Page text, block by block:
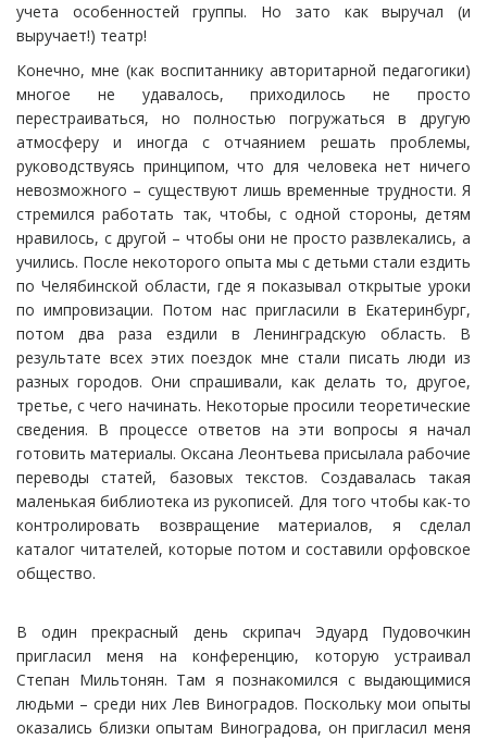
учета особенностей группы. Но зато как выручал (и
выручает!) театр!
Конечно, мне (как воспитаннику авторитарной педагогики)
многое не удавалось, приходилось не просто
перестраиваться, но полностью погружаться в другую
атмосферу и иногда с отчаянием решать проблемы,
руководствуясь принципом, что для человека нет ничего
невозможного – существуют лишь временные трудности. Я
стремился работать так, чтобы, с одной стороны, детям
нравилось, с другой – чтобы они не просто развлекались, а
учились. После некоторого опыта мы с детьми стали ездить
по Челябинской области, где я показывал открытые уроки
по импровизации. Потом нас пригласили в Екатеринбург,
потом два раза ездили в Ленинградскую область. В
результате всех этих поездок мне стали писать люди из
разных городов. Они спрашивали, как делать то, другое,
третье, с чего начинать. Некоторые просили теоретические
сведения. В процессе ответов на эти вопросы я начал
готовить материалы. Оксана Леонтьева присылала рабочие
переводы статей, базовых текстов. Создавалась такая
маленькая библиотека из рукописей. Для того чтобы как-то
контролировать возвращение материалов, я сделал
каталог читателей, которые потом и составили орфовское
общество.
В один прекрасный день скрипач Эдуард Пудовочкин
пригласил меня на конференцию, которую устраивал
Степан Мильтонян. Там я познакомился с выдающимися
людьми – среди них Лев Виноградов. Поскольку мои опыты
оказались близки опытам Виноградова, он пригласил меня